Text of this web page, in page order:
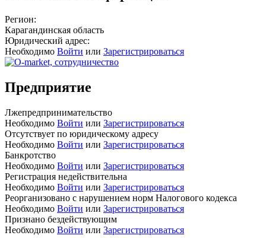
Регион:
Карагандинская область
Юридический адрес:
Необходимо Войти или Зарегистрироваться
Предприятие
Лжепредпринимательство
Необходимо Войти или Зарегистрироваться
Отсутствует по юридическому адресу
Необходимо Войти или Зарегистрироваться
Банкротство
Необходимо Войти или Зарегистрироваться
Регистрация недействительна
Необходимо Войти или Зарегистрироваться
Реорганизовано с нарушением норм Налогового кодекса
Необходимо Войти или Зарегистрироваться
Признано бездействующим
Необходимо Войти или Зарегистрироваться